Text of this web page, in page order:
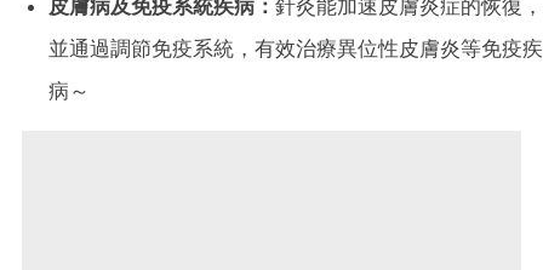
皮膚病及免疫系統疾病： 針灸能加速皮膚炎症的恢復，
並通過調節免疫系統，有效治療異位性皮膚炎等免疫疾
病～